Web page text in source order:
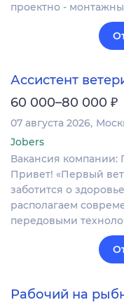
проектно -
Ассистент
60 000–80 000 ₽
07 августа 2026
Jobers
Вакансия
Привет! «Первый
заботится о
располагаем
передовыми
Рабочий на